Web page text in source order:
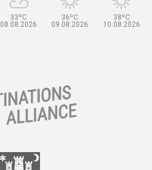
33ºC
08.08.2026
36ºC
09.08.2026
38ºC
10.08.2026